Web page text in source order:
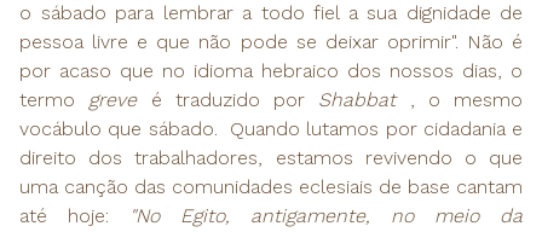
o sábado para lembrar a todo fiel a sua dignidade de
pessoa livre e que não pode se deixar oprimir". Não é
por acaso que no idioma hebraico dos nossos dias, o
termo greveé traduzido por Shabbat, o mesmo
vocábulo que sábado. Quando lutamos por cidadania e
direito dos trabalhadores, estamos revivendo o que
uma canção das comunidades eclesiais de base cantam
até hoje:
"No Egito, antigamente, no meio da